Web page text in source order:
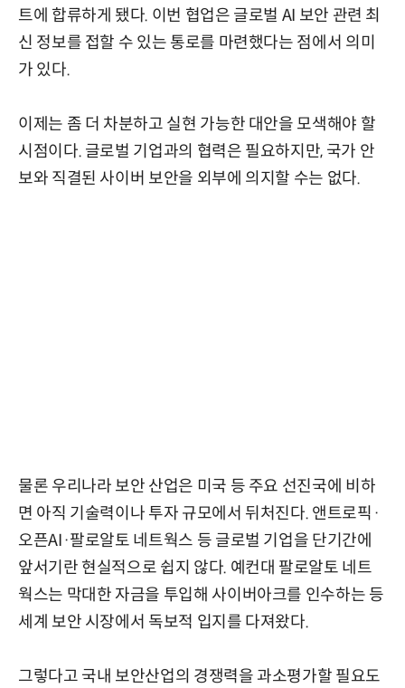
트에 합류하게 됐다. 이번 협업은 글로벌 AI 보안 관련 최
신 정보를 접할 수 있는 통로를 마련했다는 점에서 의미
가 있다.
이제는 좀 더 차분하고 실현 가능한 대안을 모색해야 할
시점이다. 글로벌 기업과의 협력은 필요하지만, 국가 안
보와 직결된 사이버 보안을 외부에 의지할 수는 없다.
물론 우리나라 보안 산업은 미국 등 주요 선진국에 비하
면 아직 기술력이나 투자 규모에서 뒤처진다. 앤트로픽·
오픈AI·팔로알토 네트웍스 등 글로벌 기업을 단기간에
앞서기란 현실적으로 쉽지 않다. 예컨대 팔로알토 네트
웍스는 막대한 자금을 투입해 사이버아크를 인수하는 등
세계 보안 시장에서 독보적 입지를 다져왔다.
그렇다고 국내 보안산업의 경쟁력을 과소평가할 필요도